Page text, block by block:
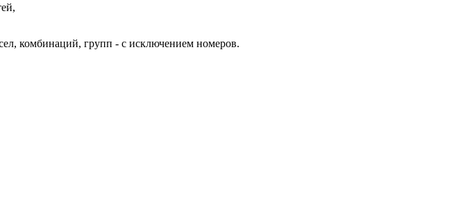
комбинаций, групп - с исключением номеров.